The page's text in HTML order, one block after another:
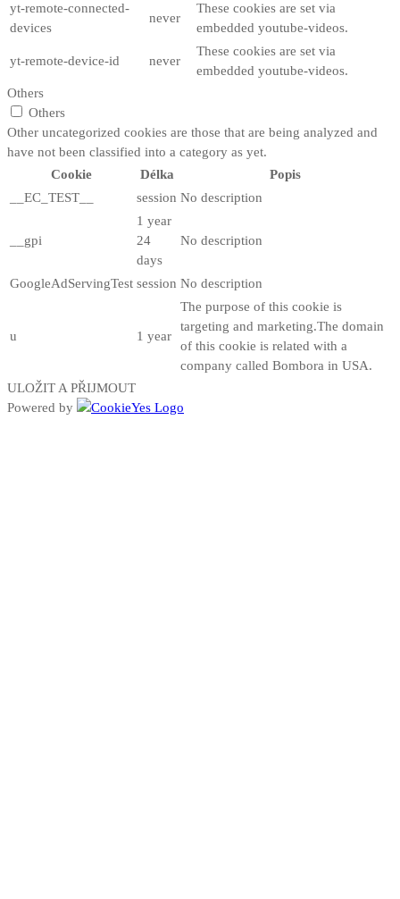
yt-remote-connected-
devices
never
These cookies are set via
embedded youtube-videos.
yt-remote-device-id never
These cookies are set via
embedded youtube-videos.
Others
Others
Other uncategorized cookies are those that are being analyzed and
have not been classified into a category as yet.
Cookie
Délka
Popis
__EC_TEST__
session No description
__gpi
1 year
24
days
No description
GoogleAdServingTest session No description
u 1 year
The purpose of this cookie is
targeting and marketing.The domain
of this cookie is related with a
company called Bombora in USA.
ULOŽIT A PŘIJMOUT
Powered by